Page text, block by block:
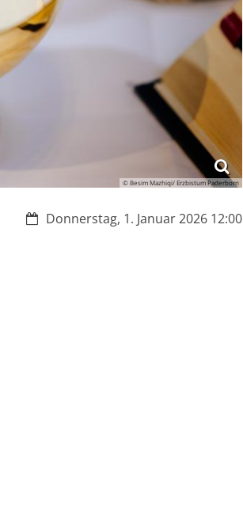
© Besim Mazhiqi/ Erzbistum Paderborn
Datum:Donnerstag, 1. Januar 2026 12:00